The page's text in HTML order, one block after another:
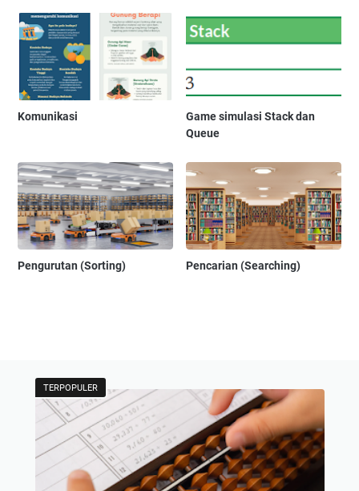
Komunikasi
Game simulasi Stack dan
Queue
Pengurutan (Sorting) Pencarian (Searching)
TERPOPULER